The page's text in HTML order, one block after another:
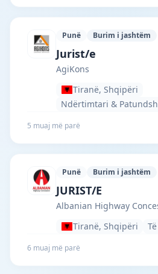
Punë Burim i jashtëm
AgiKons · Tiranë ·
Jurist/e
AgiKons
Tiranë, Shqipëri
Ndërtimtari &
5 muaj më parë
Punë Burim i jashtëm
Albanian Highway
JURIST/E
Albanian Highway
Tiranë, Shqipëri
6 muaj më parë